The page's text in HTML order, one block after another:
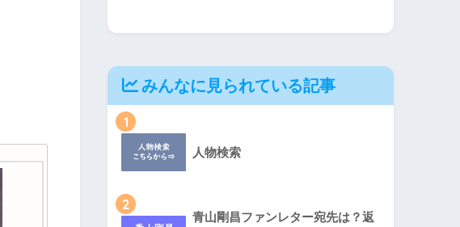
みんなに見られている記事
1
人物検索
2
青山剛昌ファンレター宛先は？返